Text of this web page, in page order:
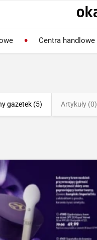
Centra handlowe
gazetek (5) Artykuły (0)